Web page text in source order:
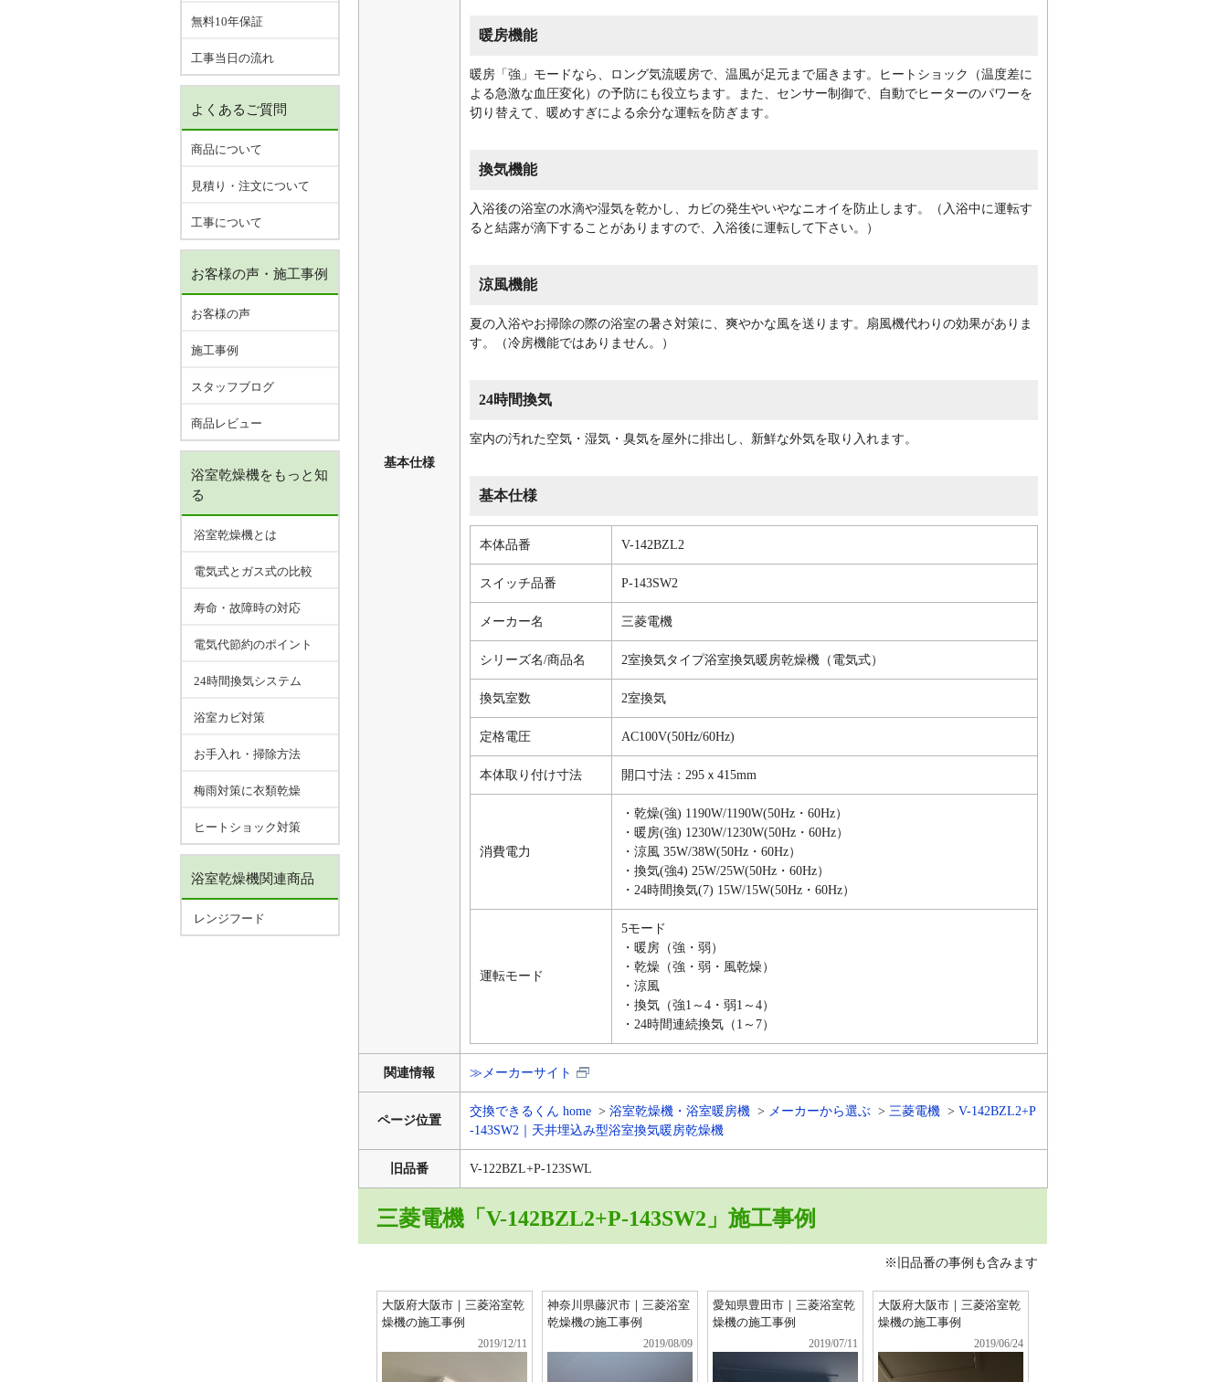
基本仕様
暖房機能
暖房「強」モードなら、ロング気流暖房で、温風が足元まで届きます。ヒートショック（温度差に
よる急激な血圧変化）の予防にも役立ちます。また、センサー制御で、自動でヒーターのパワーを
切り替えて、暖めすぎによる余分な運転を防ぎます。
換気機能
入浴後の浴室の水滴や湿気を乾かし、カビの発生やいやなニオイを防止します。（入浴中に運転す
ると結露が滴下することがありますので、入浴後に運転して下さい。）
涼風機能
夏の入浴やお掃除の際の浴室の暑さ対策に、爽やかな風を送ります。扇風機代わりの効果がありま
す。（冷房機能ではありません。）
24時間換気
室内の汚れた空気・湿気・臭気を屋外に排出し、新鮮な外気を取り入れます。
基本仕様
本体品番 V-142BZL2
スイッチ品番 P-143SW2
メーカー名 三菱電機
シリーズ名/商品名 2室換気タイプ浴室換気暖房乾燥機（電気式）
換気室数 2室換気
定格電圧 AC100V(50Hz/60Hz)
本体取り付け寸法 開口寸法：295ｘ415mm
消費電力
・乾燥(強) 1190W/1190W(50Hz・60Hz）
・暖房(強) 1230W/1230W(50Hz・60Hz）
・涼風 35W/38W(50Hz・60Hz）
・換気(強4) 25W/25W(50Hz・60Hz）
・24時間換気(7) 15W/15W(50Hz・60Hz）
運転モード
5モード
・暖房（強・弱）
・乾燥（強・弱・風乾燥）
・涼風
・換気（強1～4・弱1～4）
・24時間連続換気（1～7）
関連情報 ≫メーカーサイト
ページ位置
交換できるくん home 浴室乾燥機・浴室暖房機 メーカーから選ぶ 三菱電機
V-142BZL2+P
-143SW2｜天井埋込み型浴室換気暖房乾燥機
旧品番 V-122BZL+P-123SWL
三菱電機「V-142BZL2+P-143SW2」施工事例
※旧品番の事例も含みます
大阪府大阪市｜三菱浴室乾
燥機の施工事例
2019/12/11
神奈川県藤沢市｜三菱浴室
乾燥機の施工事例
2019/08/09
愛知県豊田市｜三菱浴室乾
燥機の施工事例
2019/07/11
大阪府大阪市｜三菱浴室乾
燥機の施工事例
2019/06/24
無料10年保証
工事当日の流れ
よくあるご質問
商品について
見積り・注文について
工事について
お客様の声・施工事例
お客様の声
施工事例
スタッフブログ
商品レビュー
浴室乾燥機をもっと知
る
浴室乾燥機とは
電気式とガス式の比較
寿命・故障時の対応
電気代節約のポイント
24時間換気システム
浴室カビ対策
お手入れ・掃除方法
梅雨対策に衣類乾燥
ヒートショック対策
浴室乾燥機関連商品
レンジフード